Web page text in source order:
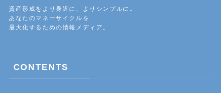
資産形成をより身近に、よりシンプルに。
あなたのマネーサイクルを
最大化するための情報メディア。
CONTENTS